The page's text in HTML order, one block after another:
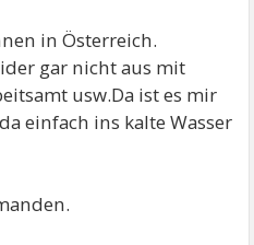
in Österreich.
gar nicht aus mit
usw.Da ist es mir
einfach ins kalte Wasser